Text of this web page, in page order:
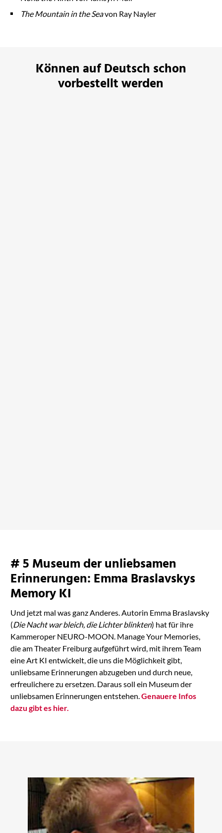
The Mountain in the Seavon Ray Nayler
Können auf Deutsch schon
vorbestellt werden
# 5 Museum der unliebsamen
Erinnerungen: Emma Braslavskys
Memory KI
Und jetzt mal was ganz Anderes. Autorin Emma Braslavsky
(Die Nacht war bleich, die Lichter blinkten) hat für ihre
Kammeroper NEURO-MOON. Manage Your Memories,
die am Theater Freiburg aufgeführt wird, mit ihrem Team
eine Art KI entwickelt, die uns die Möglichkeit gibt,
unliebsame Erinnerungen abzugeben und durch neue,
erfreulichere zu ersetzen. Daraus soll ein Museum der
unliebsamen Erinnerungen entstehen.Genauere Infos
dazu gibt es hier.